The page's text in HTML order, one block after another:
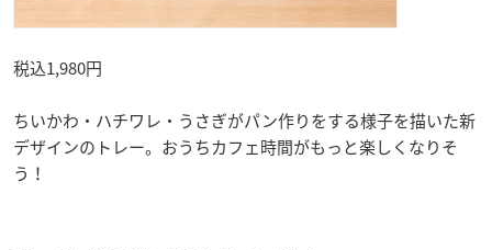
税込1,980円
ちいかわ・ハチワレ・うさぎがパン作りをする様子を描いた新
デザインのトレー。おうちカフェ時間がもっと楽しくなりそ
う！